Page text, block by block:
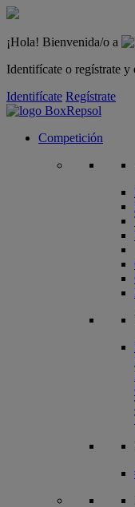
¡Hola! Bienvenida/o a
Identifícate o regístrate y
Identifícate Regístrate
Competición